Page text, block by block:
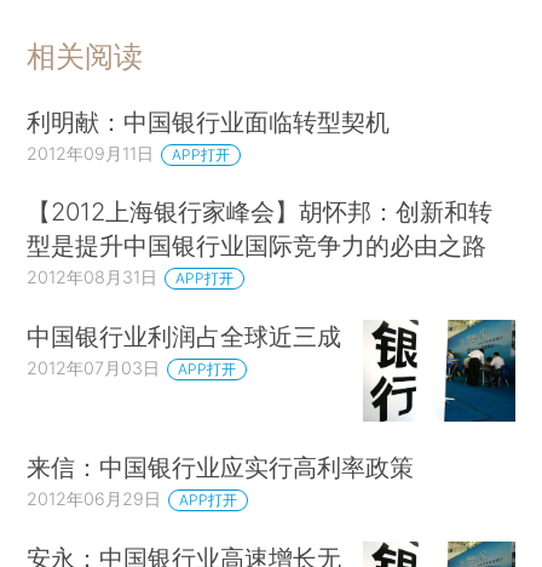
相关阅读
利明献：中国银行业面临转型契机
2012年09月11日 APP打开
【2012上海银行家峰会】胡怀邦：创新和转
型是提升中国银行业国际竞争力的必由之路
2012年08月31日 APP打开
中国银行业利润占全球近三成
2012年07月03日 APP打开
来信：中国银行业应实行高利率政策
2012年06月29日 APP打开
安永：中国银行业高速增长无